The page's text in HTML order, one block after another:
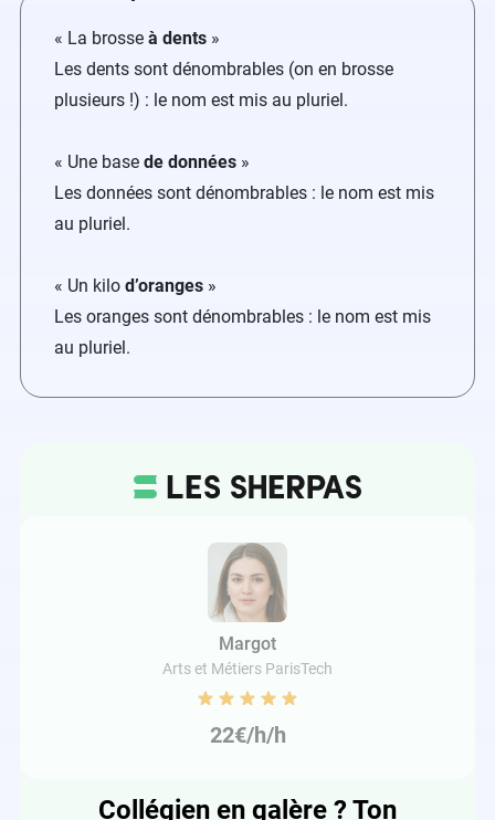
« La brosse à dents »
Les dents sont dénombrables (on en brosse
plusieurs !) : le nom est mis au pluriel.
« Une base de données »
Les données sont dénombrables : le nom est mis
au pluriel.
« Un kilo d’oranges »
Les oranges sont dénombrables : le nom est mis
au pluriel.
Margot
Arts et Métiers ParisTech
22€/h/h
Collégien en galère ? Ton